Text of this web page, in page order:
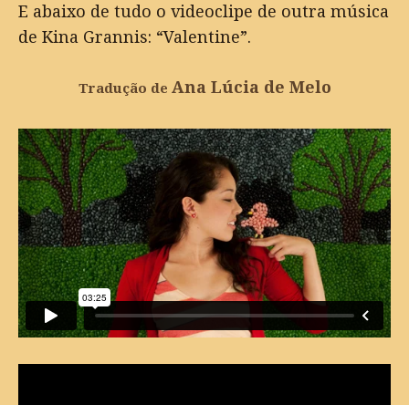
E abaixo de tudo o videoclipe de outra música
de Kina Grannis: “Valentine”.
Tradução de Ana Lúcia de Melo